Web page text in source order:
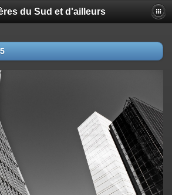
du Sud et d'ailleurs